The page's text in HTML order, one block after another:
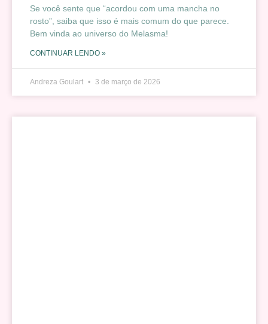
Se você sente que “acordou com uma mancha no
rosto”, saiba que isso é mais comum do que parece.
Bem vinda ao universo do Melasma!
CONTINUAR LENDO »
Andreza Goulart 3 de março de 2026